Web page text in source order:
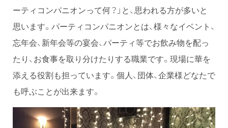
ーティコンパニオンって何？」と、思われる方が多いと
思います。パーティコンパニオンとは、様々なイベント、
忘年会、新年会等の宴会、パーティ等でお飲み物を配っ
たり、お食事を取り分けたりする職業です。現場に華を
添える役割も担っています。個人、団体、企業様どなたで
も呼ぶことが出来ます。